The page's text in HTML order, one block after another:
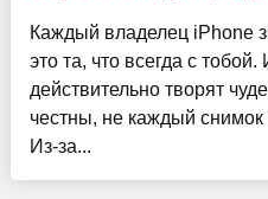
Каждый владелец iPhone
это та, что всегда с
действительно творят
честны, не каждый
Из-за...